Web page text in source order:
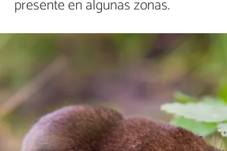
presente en algunas zonas.